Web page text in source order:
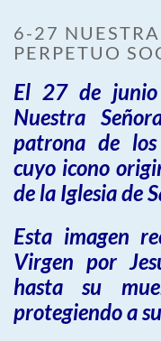
6-27
PERPETUO
El 27 de junio
Nuestra
patrona de
cuyo icono
de la Iglesia de
Esta imagen
Virgen por
hasta su
protegiendo a